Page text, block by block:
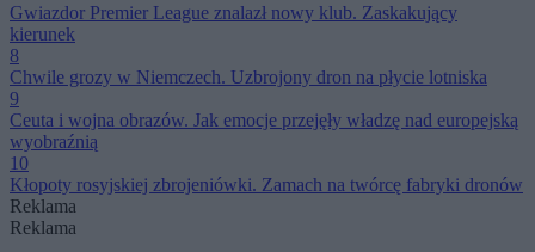
Gwiazdor Premier League znalazł nowy klub. Zaskakujący
kierunek
8
Chwile grozy w Niemczech. Uzbrojony dron na płycie lotniska
9
Ceuta i wojna obrazów. Jak emocje przejęły władzę nad europejską
wyobraźnią
10
Kłopoty rosyjskiej zbrojeniówki. Zamach na twórcę fabryki dronów
Reklama
Reklama